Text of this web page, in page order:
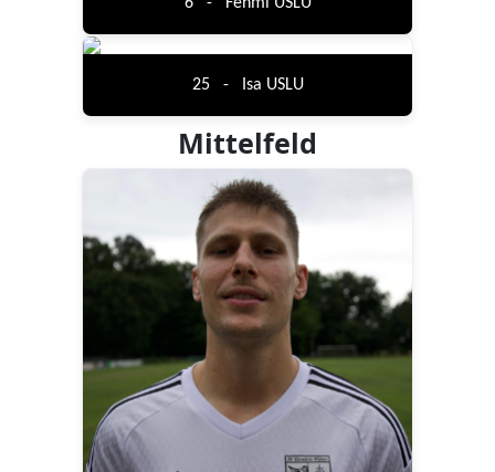
25 - Isa USLU
Mittelfeld